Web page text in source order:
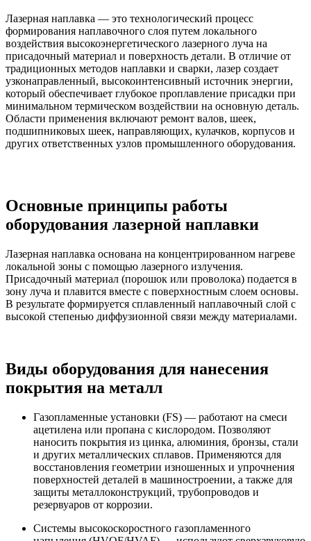
Лазерная наплавка — это технологический процесс
формирования наплавочного слоя путем локального
воздействия высокоэнергетического лазерного луча на
присадочный материал и поверхность детали. В отличие от
традиционных методов наплавки и сварки, лазер создает
узконаправленный, высокоинтенсивный источник энергии,
который обеспечивает глубокое проплавление присадки при
минимальном термическом воздействии на основную деталь.
Области применения включают ремонт валов, шеек,
подшипниковых шеек, направляющих, кулачков, корпусов и
других ответственных узлов промышленного оборудования.
Основные принципы работы
оборудования лазерной наплавки
Лазерная наплавка основана на концентрированном нагреве
локальной зоны с помощью лазерного излучения.
Присадочный материал (порошок или проволока) подается в
зону луча и плавится вместе с поверхностным слоем основы.
В результате формируется сплавленный наплавочный слой с
высокой степенью диффузионной связи между материалами.
Виды оборудования для нанесения
покрытия на металл
Газопламенные установки (FS) — работают на смеси
ацетилена или пропана с кислородом. Позволяют
наносить покрытия из цинка, алюминия, бронзы, стали
и других металлических сплавов. Применяются для
восстановления геометрии изношенных и упрочнения
поверхностей деталей в машиностроении, а также для
защиты металлоконструкций, трубопроводов и
резервуаров от коррозии.
Системы высокоскоростного газопламенного